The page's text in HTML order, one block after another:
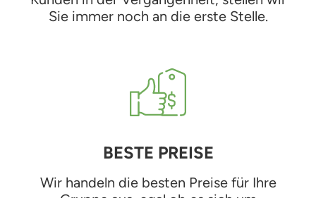
Sie immer noch an die erste Stelle.
BESTE PREISE
Wir handeln die besten Preise für Ihre